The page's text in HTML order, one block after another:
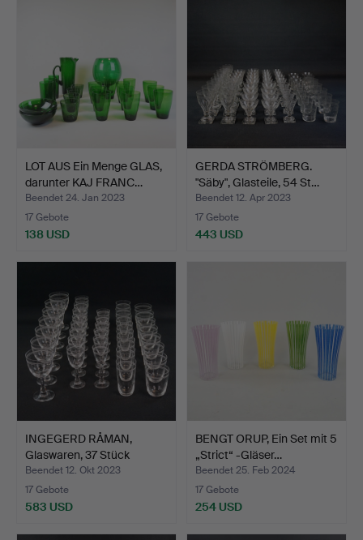
LOT AUS Ein Menge GLAS,
darunter KAJ FRANC…
Beendet 24. Jan 2023
17 Gebote
138 USD
GERDA STRÖMBERG.
"Säby", Glasteile, 54 St…
Beendet 12. Apr 2023
17 Gebote
443 USD
INGEGERD RÅMAN,
Glaswaren, 37 Stück
„Augus…
Beendet 12. Okt 2023
17 Gebote
583 USD
BENGT ORUP, Ein Set mit 5
„Strict“ -Gläser…
Beendet 25. Feb 2024
17 Gebote
254 USD